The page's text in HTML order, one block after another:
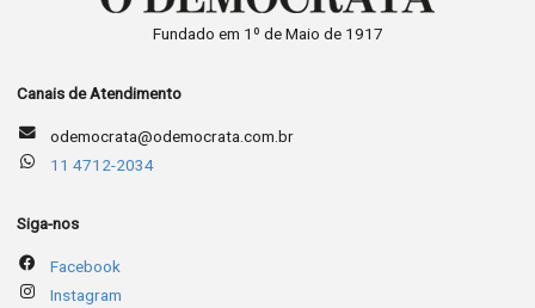
Fundado em 1º de Maio de 1917
Canais de Atendimento
odemocrata@odemocrata.com.br
11 4712-2034
Siga-nos
Facebook
Instagram